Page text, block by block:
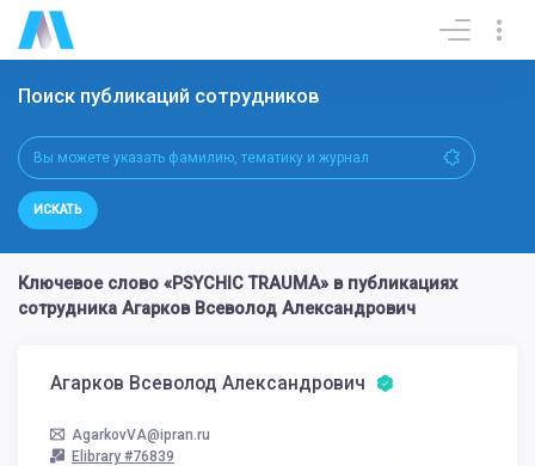
Поиск публикаций сотрудников
ИСКАТЬ
Ключевое слово «PSYCHIC TRAUMA» в публикациях
сотрудника Агарков Всеволод Александрович
Агарков Всеволод Александрович
AgarkovVA@ipran.ru
Elibrary #76839